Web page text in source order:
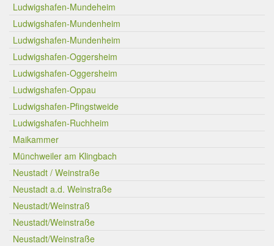
Ludwigshafen-Mundeheim
Ludwigshafen-Mundenheim
Ludwigshafen-Mundenheim
Ludwigshafen-Oggersheim
Ludwigshafen-Oggersheim
Ludwigshafen-Oppau
Ludwigshafen-Pfingstweide
Ludwigshafen-Ruchheim
Maikammer
Münchweiler am Klingbach
Neustadt / Weinstraße
Neustadt a.d. Weinstraße
Neustadt/Weinstraß
Neustadt/Weinstraße
Neustadt/Weinstraße